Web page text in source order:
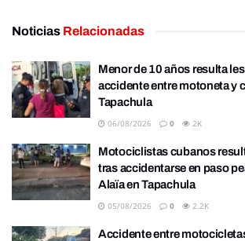
Noticias Relacionadas
Menor de 10 años resulta
accidente entre motoneta y
Tapachula
06/08/2026 0 2K
Motociclistas cubanos
tras accidentarse en paso
Alaïa en Tapachula
05/08/2026 0 2.2K
Accidente entre